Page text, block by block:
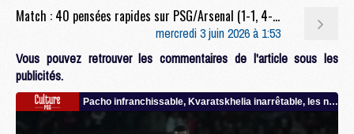
Match : 40 pensées rapides sur PSG/Arsenal (1-1, 4-3 t.a.b.)
mercredi 3 juin 2026 à 1:53
Vous pouvez retrouver les commentaires de l'article sous les
publicités.